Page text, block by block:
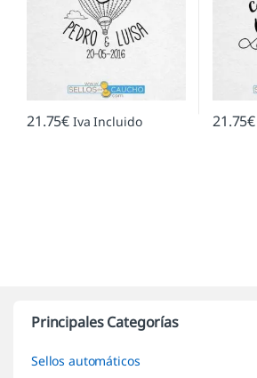
21.75€ Iva Incluido 21.75€
Principales Categorías
Sellos automáticos